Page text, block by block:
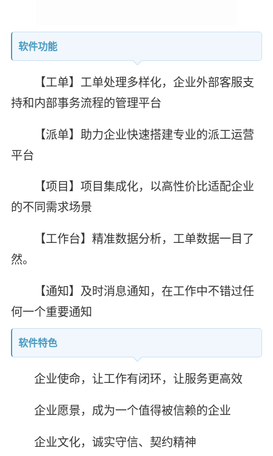
软件功能
【工单】工单处理多样化，企业外部客服支
持和内部事务流程的管理平台
【派单】助力企业快速搭建专业的派工运营
平台
【项目】项目集成化，以高性价比适配企业
的不同需求场景
【工作台】精准数据分析，工单数据一目了
然。
【通知】及时消息通知，在工作中不错过任
何一个重要通知
软件特色
企业使命，让工作有闭环，让服务更高效
企业愿景，成为一个值得被信赖的企业
企业文化，诚实守信、契约精神